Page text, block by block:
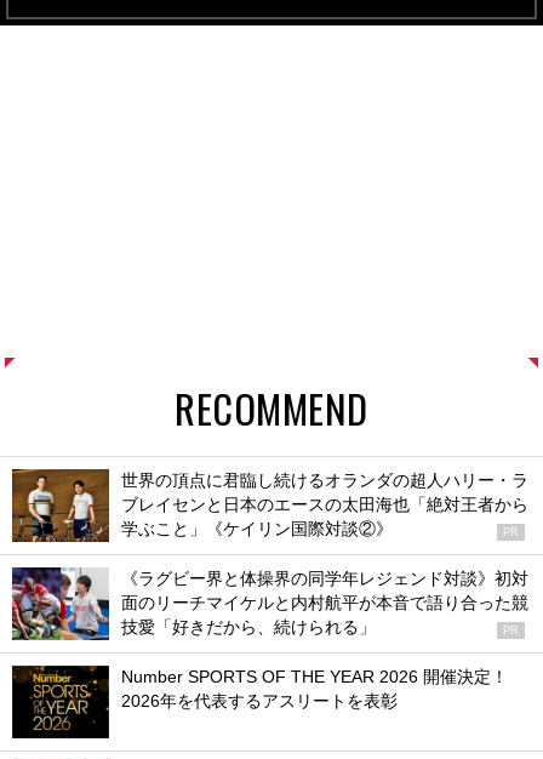
RECOMMEND
世界の頂点に君臨し続けるオランダの超人ハリー・ラ
ブレイセンと日本のエースの太田海也「絶対王者から
学ぶこと」《ケイリン国際対談②》
PR
《ラグビー界と体操界の同学年レジェンド対談》初対
面のリーチマイケルと内村航平が本音で語り合った競
技愛「好きだから、続けられる」
PR
Number SPORTS OF THE YEAR 2026 開催決定！
2026年を代表するアスリートを表彰